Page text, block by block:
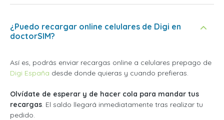
¿Puedo recargar online celulares de Digi en
doctorSIM?
Así es, podrás enviar recargas online a celulares prepago de
Digi España desde donde quieras y cuando prefieras.
Olvídate de esperar y de hacer cola para mandar tus
recargas. El saldo llegará inmediatamente tras realizar tu
pedido.